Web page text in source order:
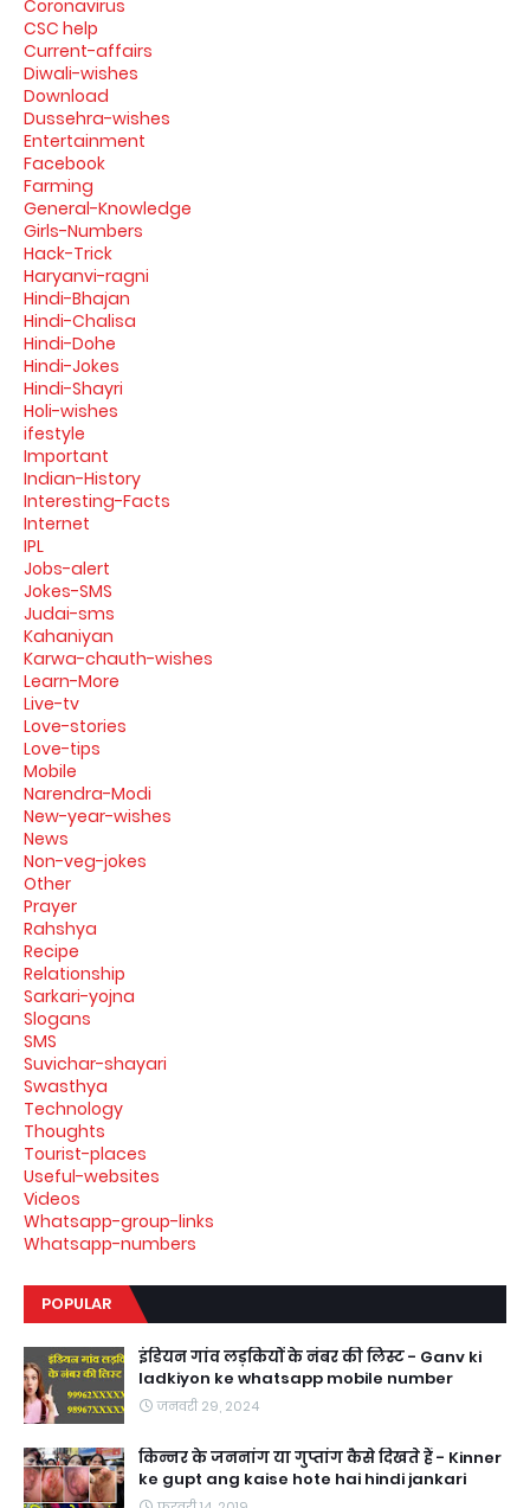
Coronavirus
CSC help
Current-affairs
Diwali-wishes
Download
Dussehra-wishes
Entertainment
Facebook
Farming
General-Knowledge
Girls-Numbers
Hack-Trick
Haryanvi-ragni
Hindi-Bhajan
Hindi-Chalisa
Hindi-Dohe
Hindi-Jokes
Hindi-Shayri
Holi-wishes
ifestyle
Important
Indian-History
Interesting-Facts
Internet
IPL
Jobs-alert
Jokes-SMS
Judai-sms
Kahaniyan
Karwa-chauth-wishes
Learn-More
Live-tv
Love-stories
Love-tips
Mobile
Narendra-Modi
New-year-wishes
News
Non-veg-jokes
Other
Prayer
Rahshya
Recipe
Relationship
Sarkari-yojna
Slogans
SMS
Suvichar-shayari
Swasthya
Technology
Thoughts
Tourist-places
Useful-websites
Videos
Whatsapp-group-links
Whatsapp-numbers
POPULAR
इंडियन गांव लड़कियों के नंबर की लिस्ट - Ganv ki
ladkiyon ke whatsapp mobile number
जनवरी 29, 2024
किन्नर के जननांग या गुप्तांग कैसे दिखते हैं - Kinner
ke gupt ang kaise hote hai hindi jankari